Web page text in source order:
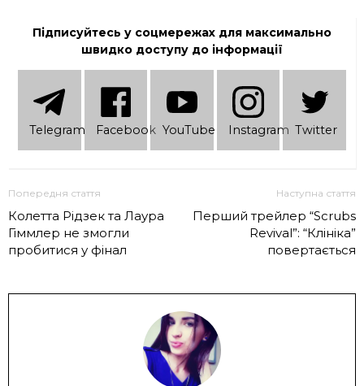
Підписуйтесь у соцмережах для максимально
швидко доступу до інформації
Telеgram Facebook YouTube Instagram Twitter
Попередня стаття
Колетта Рідзек та Лаура
Гіммлер не змогли
пробитися у фінал
Наступна стаття
Перший трейлер “Scrubs
Revival”: “Клініка”
повертається